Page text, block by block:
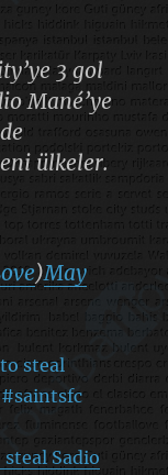
3 gol
Mané’ye
ülkeler.
)May
Sadio